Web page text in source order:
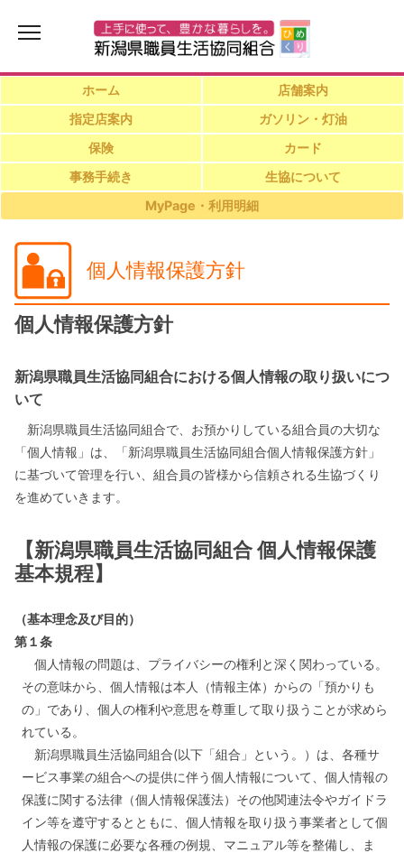
ホーム
店舗案内
指定店案内
ガソリン・灯油
保険
カード
事務手続き
生協について
MyPage・利用明細
個人情報保護方針
個人情報保護方針
新潟県職員生活協同組合における個人情報の取り扱いにつ
いて
新潟県職員生活協同組合で、お預かりしている組合員の大切な
「個人情報」は、「新潟県職員生活協同組合個人情報保護方針」
に基づいて管理を行い、組合員の皆様から信頼される生協づくり
を進めていきます。
【新潟県職員生活協同組合 個人情報保護
基本規程】
（基本理念及び目的）
第１条
個人情報の問題は、プライバシーの権利と深く関わっている。
その意味から、個人情報は本人（情報主体）からの「預かりも
の」であり、個人の権利や意思を尊重して取り扱うことが求めら
れている。
新潟県職員生活協同組合(以下「組合」という。）は、各種サ
ービス事業の組合への提供に伴う個人情報について、個人情報の
保護に関する法律（個人情報保護法）その他関連法令やガイドラ
イン等を遵守するとともに、個人情報を取り扱う事業者として個
人情報の保護に必要な各種の例規、マニュアル等を整備し、ま